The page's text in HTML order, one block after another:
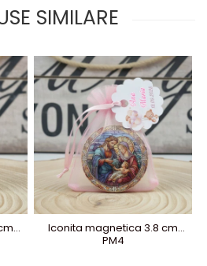
SIMILARE
Iconita magnetica 3.8 cm
PM4